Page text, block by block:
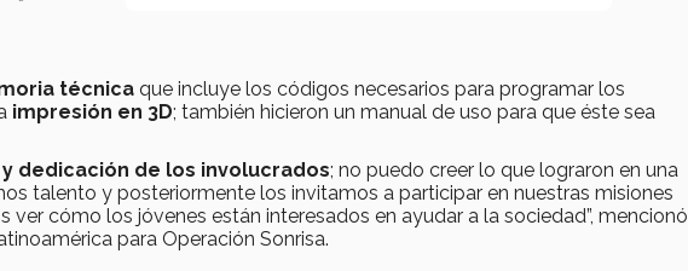
técnica que incluye los códigos necesarios para programar los
impresión en 3D; también hicieron un manual de uso para que éste sea
dedicación de los involucrados; no puedo creer lo que lograron en una
talento y posteriormente los invitamos a participar en nuestras misiones
cómo los jóvenes están interesados en ayudar a la sociedad”, mencionó
para Operación Sonrisa.